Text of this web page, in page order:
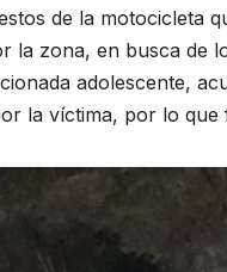
de la motocicleta
la zona, en busca de
adolescente,
la víctima, por lo que